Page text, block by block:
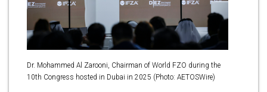
Dr. Mohammed Al Zarooni, Chairman of World FZO during the
10th Congress hosted in Dubai in 2025 (Photo: AETOSWire)